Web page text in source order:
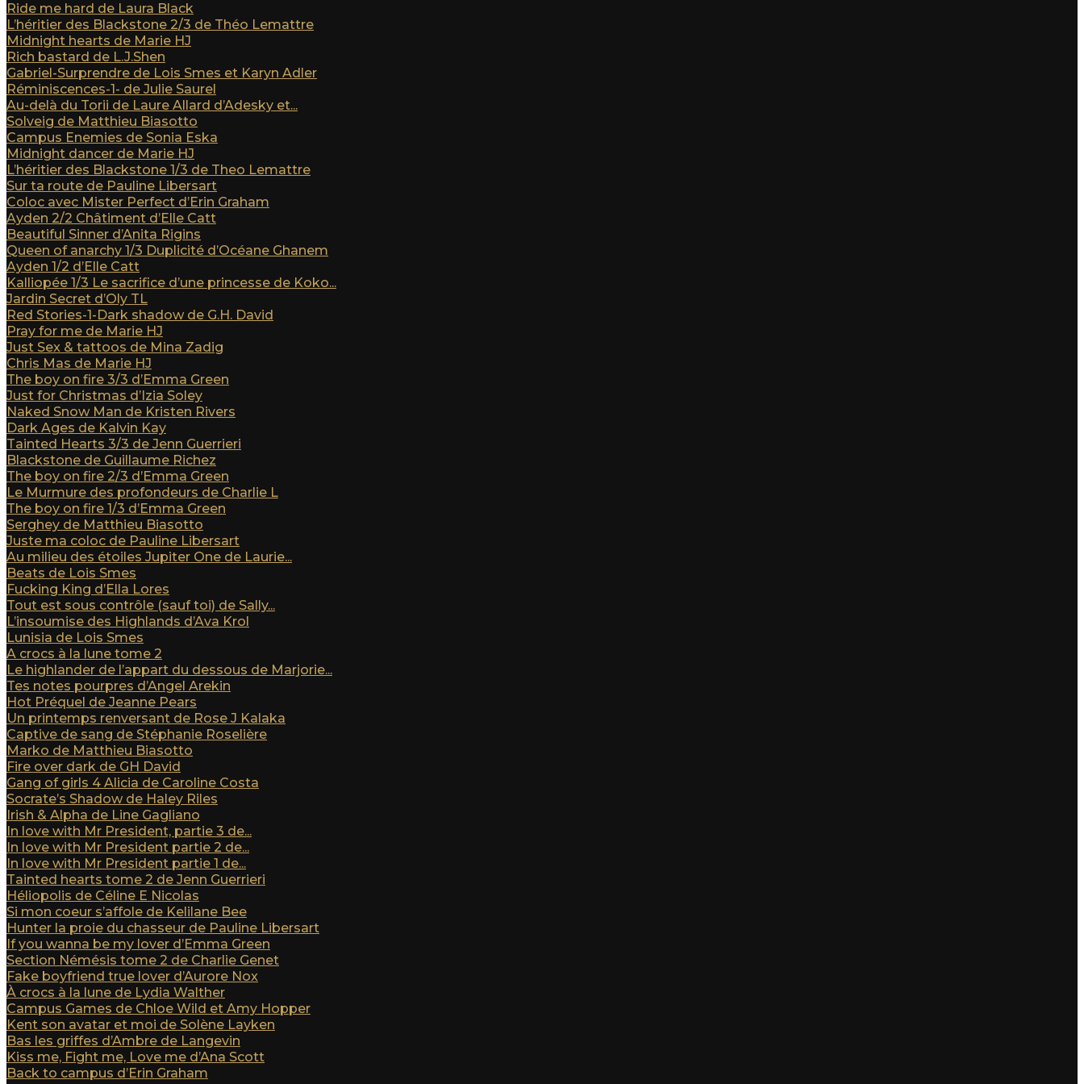
Ride me hard de Laura Black
L’héritier des Blackstone 2/3 de Théo Lemattre
Midnight hearts de Marie HJ
Rich bastard de L.J.Shen
Gabriel-Surprendre de Lois Smes et Karyn Adler
Réminiscences-1- de Julie Saurel
Au-delà du Torii de Laure Allard d’Adesky et...
Solveig de Matthieu Biasotto
Campus Enemies de Sonia Eska
Midnight dancer de Marie HJ
L’héritier des Blackstone 1/3 de Theo Lemattre
Sur ta route de Pauline Libersart
Coloc avec Mister Perfect d’Erin Graham
Ayden 2/2 Châtiment d’Elle Catt
Beautiful Sinner d’Anita Rigins
Queen of anarchy 1/3 Duplicité d’Océane Ghanem
Ayden 1/2 d’Elle Catt
Kalliopée 1/3 Le sacrifice d’une princesse de Koko...
Jardin Secret d’Oly TL
Red Stories-1-Dark shadow de G.H. David
Pray for me de Marie HJ
Just Sex & tattoos de Mina Zadig
Chris Mas de Marie HJ
The boy on fire 3/3 d’Emma Green
Just for Christmas d’Izia Soley
Naked Snow Man de Kristen Rivers
Dark Ages de Kalvin Kay
Tainted Hearts 3/3 de Jenn Guerrieri
Blackstone de Guillaume Richez
The boy on fire 2/3 d’Emma Green
Le Murmure des profondeurs de Charlie L
The boy on fire 1/3 d’Emma Green
Serghey de Matthieu Biasotto
Juste ma coloc de Pauline Libersart
Au milieu des étoiles Jupiter One de Laurie...
Beats de Lois Smes
Fucking King d’Ella Lores
Tout est sous contrôle (sauf toi) de Sally...
L’insoumise des Highlands d’Ava Krol
Lunisia de Lois Smes
A crocs à la lune tome 2
Le highlander de l’appart du dessous de Marjorie...
Tes notes pourpres d’Angel Arekin
Hot Préquel de Jeanne Pears
Un printemps renversant de Rose J Kalaka
Captive de sang de Stéphanie Roselière
Marko de Matthieu Biasotto
Fire over dark de GH David
Gang of girls 4 Alicia de Caroline Costa
Socrate’s Shadow de Haley Riles
Irish & Alpha de Line Gagliano
In love with Mr President, partie 3 de...
In love with Mr President partie 2 de...
In love with Mr President partie 1 de...
Tainted hearts tome 2 de Jenn Guerrieri
Héliopolis de Céline E Nicolas
Si mon coeur s’affole de Kelilane Bee
Hunter la proie du chasseur de Pauline Libersart
If you wanna be my lover d’Emma Green
Section Némésis tome 2 de Charlie Genet
Fake boyfriend true lover d’Aurore Nox
À crocs à la lune de Lydia Walther
Campus Games de Chloe Wild et Amy Hopper
Kent son avatar et moi de Solène Layken
Bas les griffes d’Ambre de Langevin
Kiss me, Fight me, Love me d’Ana Scott
Back to campus d’Erin Graham